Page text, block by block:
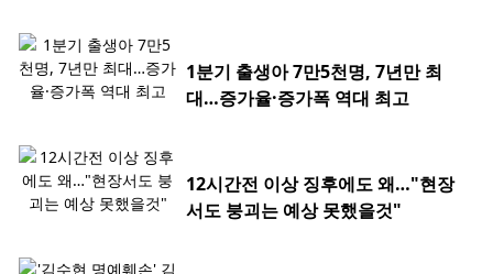
1분기 출생아 7만5천명, 7년만 최
대…증가율·증가폭 역대 최고
12시간전 이상 징후에도 왜…"현장
서도 붕괴는 예상 못했을것"